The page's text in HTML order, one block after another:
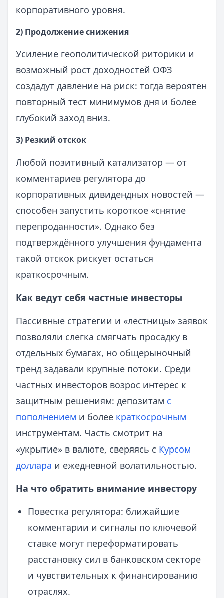
корпоративного уровня.
2) Продолжение снижения
Усиление геополитической риторики и
возможный рост доходностей ОФЗ
создадут давление на риск: тогда вероятен
повторный тест минимумов дня и более
глубокий заход вниз.
3) Резкий отскок
Любой позитивный катализатор — от
комментариев регулятора до
корпоративных дивидендных новостей —
способен запустить короткое «снятие
перепроданности». Однако без
подтверждённого улучшения фундамента
такой отскок рискует остаться
краткосрочным.
Как ведут себя частные инвесторы
Пассивные стратегии и «лестницы» заявок
позволяли слегка смягчать просадку в
отдельных бумагах, но общерыночный
тренд задавали крупные потоки. Среди
частных инвесторов возрос интерес к
защитным решениям: депозитам с
пополнением и более краткосрочным
инструментам. Часть смотрит на
«укрытие» в валюте, сверяясь с Курсом
доллара и ежедневной волатильностью.
На что обратить внимание инвестору
Повестка регулятора: ближайшие
комментарии и сигналы по ключевой
ставке могут переформатировать
расстановку сил в банковском секторе
и чувствительных к финансированию
отраслях.